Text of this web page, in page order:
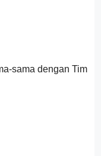
sama dengan Tim